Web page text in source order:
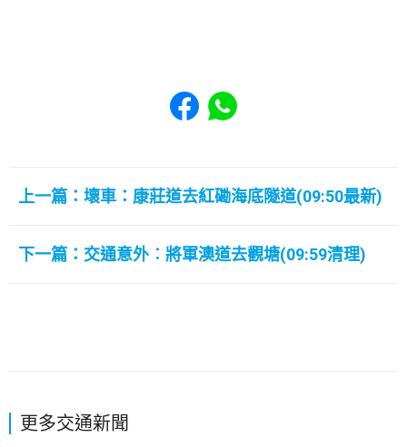
Share to Facebook
Share to WhatsApp
上一篇：壞車：康莊道去紅磡海底隧道(09:50最新)
下一篇：交通意外︰將軍澳道去觀塘(09:59清理)
更多交通新聞